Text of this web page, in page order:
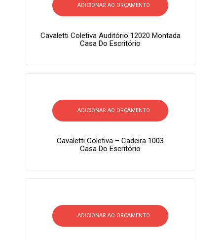
ADICIONAR AO ORÇAMENTO
Cavaletti Coletiva Auditório 12020 Montada
Casa Do Escritório
ADICIONAR AO ORÇAMENTO
Cavaletti Coletiva – Cadeira 1003
Casa Do Escritório
ADICIONAR AO ORÇAMENTO